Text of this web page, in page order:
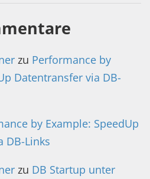
zu Performance by
Datentransfer via DB-
by Example: SpeedUp
DB-Links
zu DB Startup unter